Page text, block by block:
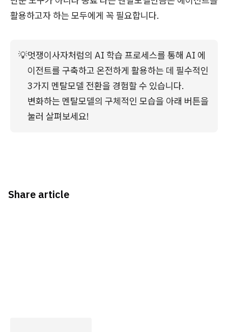
활용하고자 하는 모두에게 꼭 필요합니다.
💡멋쟁이사자처럼의 AI 학습 프로세스를 통해 AI 에
이전트를 구축하고 온전하게 활용하는 데 필수적인
3가지 멘탈모델 전환을 경험할 수 있습니다.
변화하는 멘탈모델의 구체적인 모습을 아래 버튼을
눌러 살펴보세요!
Share article